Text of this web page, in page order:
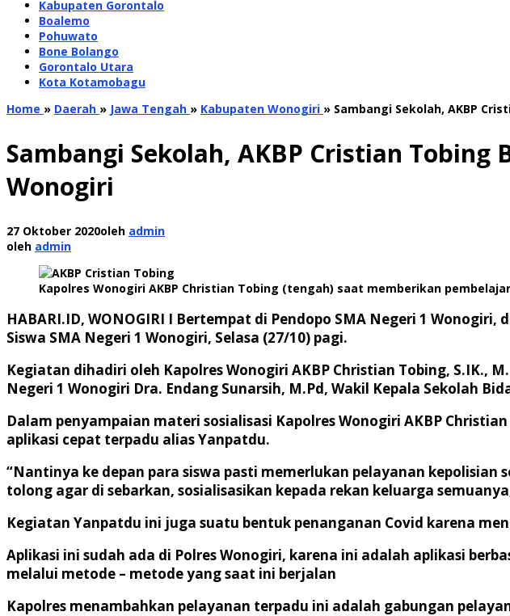
Kabupaten Gorontalo
Boalemo
Pohuwato
Bone Bolango
Gorontalo Utara
Kota Kotamobagu
Home » Daerah » Jawa Tengah » Kabupaten Wonogiri » Sambangi Sekolah, AKBP
Sambangi Sekolah, AKBP Cristian Tobing
Wonogiri
27 Oktober 2020oleh admin
oleh admin
Kapolres Wonogiri AKBP Christian Tobing (tengah) saat memberikan
HABARI.ID, WONOGIRI I Bertempat di Pendopo SMA Negeri 1
Siswa SMA Negeri 1 Wonogiri, Selasa (27/10) pagi.
Kegiatan dihadiri oleh Kapolres Wonogiri AKBP Christian Tobing, S.IK.,
Negeri 1 Wonogiri Dra. Endang Sunarsih, M.Pd, Wakil Kepala Sekolah
Dalam penyampaian materi sosialisasi Kapolres Wonogiri AKBP
aplikasi cepat terpadu alias Yanpatdu.
“Nantinya ke depan para siswa pasti memerlukan pelayanan
tolong agar di sebarkan, sosialisasikan kepada rekan keluarga
Kegiatan Yanpatdu ini juga suatu bentuk penanganan Covid karena
Aplikasi ini sudah ada di Polres Wonogiri, karena ini adalah aplikasi
melalui metode – metode yang saat ini berjalan
Kapolres menambahkan pelayanan terpadu ini adalah gabungan